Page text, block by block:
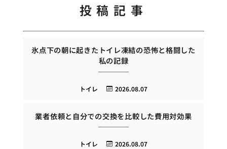
投稿記事
氷点下の朝に起きたトイレ凍結の恐怖と格闘した
私の記録
2026.08.07
トイレ
業者依頼と自分での交換を比較した費用対効果
2026.08.07
トイレ